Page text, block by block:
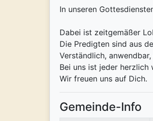
In unseren
Dabei ist zeitgemäßer
Die Predigten sind aus
Verständlich,
Bei uns ist jeder herzlich
Wir freuen uns auf Dich.
Gemeinde-Info